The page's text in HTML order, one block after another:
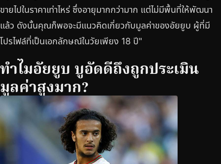
ขายไปในราคาเท่าไหร่ ซึ่งอายุมากกว่ามาก แต่ไม่มีพื้นที่ให้พัฒนา
แล้ว ดังนั้นคุณก็พอจะมีแนวคิดเกี่ยวกับมูลค่าของอัยยูบ ผู้ที่มี
โปรไฟล์ที่เป็นเอกลักษณ์ในวัยเพียง 18 ปี"
ทำไมอัยยูบ บูอัดดีถึงถูกประเมิน
มูลค่าสูงมาก?